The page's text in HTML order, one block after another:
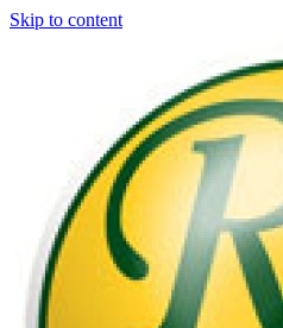
Skip to content